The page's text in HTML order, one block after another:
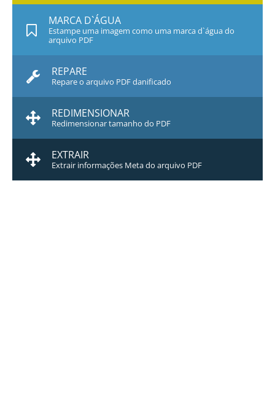
MARCA D`ÁGUA
Estampe uma imagem como uma marca d`água do
arquivo PDF
REPARE
Repare o arquivo PDF danificado
REDIMENSIONAR
Redimensionar tamanho do PDF
EXTRAIR
Extrair informações Meta do arquivo PDF